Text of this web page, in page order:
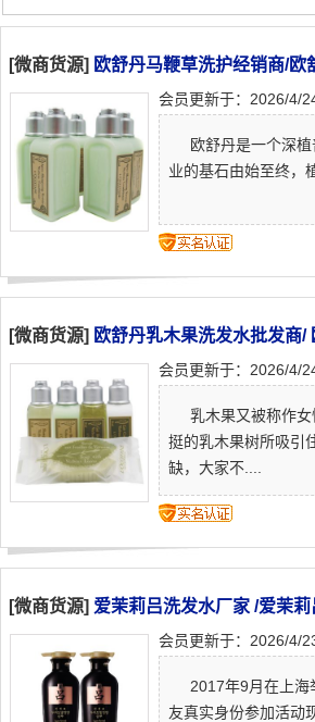
[微商货源] 欧舒丹马鞭草洗护经销商/
会员更新于：2026/4/
欧舒丹是一个深植
业的基石由始至终，
[微商货源] 欧舒丹乳木果洗发水批发商
会员更新于：2026/4/
乳木果又被称作女
挺的乳木果树所吸引
缺，大家不....
[微商货源] 爱茉莉吕洗发水厂家 /爱茉
会员更新于：2026/4/
2017年9月在上海
友真实身份参加活动